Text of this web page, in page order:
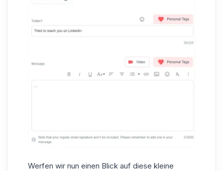
Werfen wir nun einen Blick auf diese kleine